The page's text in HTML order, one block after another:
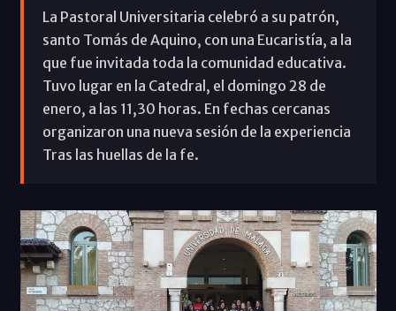
La Pastoral Universitaria celebró a su patrón,
santo Tomás de Aquino, con una Eucaristía, a la
que fue invitada toda la comunidad educativa.
Tuvo lugar en la Catedral, el domingo 28 de
enero, a las 11,30 horas. En fechas cercanas
organizaron una nueva sesión de la experiencia
Tras las huellas de la fe.